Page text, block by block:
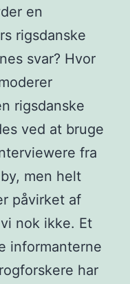
en
rigsdanske
svar? Hvor
rigsdanske
ved at bruge
fra
men helt
påvirket af
nok ikke. Et
informanterne
har